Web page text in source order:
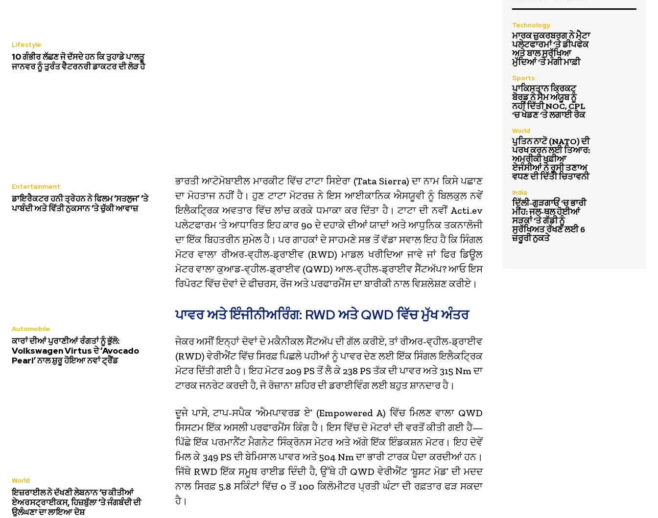
Lifestyle
10 ਗੰਭੀਰ ਲੱਛਣ ਜੋ ਦੱਸਦੇ ਹਨ ਕਿ ਤੁਹਾਡੇ ਪਾਲਤੂ
ਜਾਨਵਰ ਨੂੰ ਤੁਰੰਤ ਵੈਟਰਨਰੀ ਡਾਕਟਰ ਦੀ ਲੋੜ ਹੈ
Entertainment
ਡਾਇਰੈਕਟਰ ਹਨੀ ਤ੍ਰੇਹਨ ਨੇ ਫਿਲਮ ‘ਸਤਲੁਜ’ ‘ਤੇ
ਪਾਬੰਦੀ ਅਤੇ ਵਿੱਤੀ ਨੁਕਸਾਨ ‘ਤੇ ਚੁੱਕੀ ਆਵਾਜ਼
Automobile
ਕਾਰਾਂ ਦੀਆਂ ਪੁਰਾਣੀਆਂ ਰੰਗਤਾਂ ਨੂੰ ਭੁੱਲੋ:
Volkswagen Virtus ਦੇ ‘Avocado
Pearl’ ਨਾਲ ਸ਼ੁਰੂ ਹੋਇਆ ਨਵਾਂ ਟ੍ਰੈਂਡ
World
ਇਜ਼ਰਾਈਲ ਨੇ ਦੱਖਣੀ ਲੇਬਨਾਨ ‘ਚ ਕੀਤੀਆਂ
ਏਅਰਸਟ੍ਰਾਈਕਸ, ਹਿਜ਼ਬੁੱਲਾ ‘ਤੇ ਜੰਗਬੰਦੀ ਦੀ
ਉਲੰਘਣਾ ਦਾ ਲਾਇਆ ਦੋਸ਼
ਭਾਰਤੀ ਆਟੋਮੋਬਾਈਲ ਮਾਰਕੀਟ ਵਿੱਚ ਟਾਟਾ ਸਿਏਰਾ (Tata Sierra) ਦਾ ਨਾਮ ਕਿਸੇ ਪਛਾਣ
ਦਾ ਮੋਹਤਾਜ ਨਹੀਂ ਹੈ। ਹੁਣ ਟਾਟਾ ਮੋਟਰਜ਼ ਨੇ ਇਸ ਆਈਕਾਨਿਕ ਐਸਯੂਵੀ ਨੂੰ ਬਿਲਕੁਲ ਨਵੇਂ
ਇਲੈਕਟ੍ਰਿਕ ਅਵਤਾਰ ਵਿੱਚ ਲਾਂਚ ਕਰਕੇ ਧਮਾਕਾ ਕਰ ਦਿੱਤਾ ਹੈ।ਟਾਟਾ ਦੀ ਨਵੀਂ Acti.ev
ਪਲੇਟਫਾਰਮ ‘ਤੇ ਆਧਾਰਿਤ ਇਹ ਕਾਰ 90 ਦੇ ਦਹਾਕੇ ਦੀਆਂ ਯਾਦਾਂ ਅਤੇ ਆਧੁਨਿਕ ਤਕਨਾਲੋਜੀ
ਦਾ ਇੱਕ ਬਿਹਤਰੀਨ ਸੁਮੇਲ ਹੈ। ਪਰ ਗਾਹਕਾਂ ਦੇ ਸਾਹਮਣੇ ਸਭ ਤੋਂ ਵੱਡਾ ਸਵਾਲ ਇਹ ਹੈ ਕਿ ਸਿੰਗਲ
ਮੋਟਰ ਵਾਲਾ ਰੀਅਰ-ਵ੍ਹੀਲ-ਡ੍ਰਾਈਵ (RWD) ਮਾਡਲ ਖਰੀਦਿਆ ਜਾਵੇ ਜਾਂ ਫਿਰ ਡਿਊਲ
ਮੋਟਰ ਵਾਲਾ ਕੁਆਡ-ਵ੍ਹੀਲ-ਡ੍ਰਾਈਵ (QWD) ਆਲ-ਵ੍ਹੀਲ-ਡ੍ਰਾਈਵ ਸੈੱਟਅੱਪ? ਆਓ ਇਸ
ਰਿਪੋਰਟ ਵਿੱਚ ਦੋਵਾਂ ਦੇ ਫੀਚਰਸ, ਰੇਂਜ ਅਤੇ ਪਰਫਾਰਮੈਂਸ ਦਾ ਬਾਰੀਕੀ ਨਾਲ ਵਿਸ਼ਲੇਸ਼ਣ ਕਰੀਏ।
ਪਾਵਰ ਅਤੇ ਇੰਜੀਨੀਅਰਿੰਗ: RWD ਅਤੇ QWD ਵਿੱਚ ਮੁੱਖ ਅੰਤਰ
ਜੇਕਰ ਅਸੀਂ ਇਨ੍ਹਾਂ ਦੋਵਾਂ ਦੇ ਮਕੈਨੀਕਲ ਸੈੱਟਅੱਪ ਦੀ ਗੱਲ ਕਰੀਏ, ਤਾਂ ਰੀਅਰ-ਵ੍ਹੀਲ-ਡ੍ਰਾਈਵ
(RWD) ਵੇਰੀਐਂਟ ਵਿੱਚ ਸਿਰਫ਼ ਪਿਛਲੇ ਪਹੀਆਂ ਨੂੰ ਪਾਵਰ ਦੇਣ ਲਈ ਇੱਕ ਸਿੰਗਲ ਇਲੈਕਟ੍ਰਿਕ
ਮੋਟਰ ਦਿੱਤੀ ਗਈ ਹੈ।ਇਹ ਮੋਟਰ 209 PS ਤੋਂ ਲੈ ਕੇ 238 PS ਤੱਕ ਦੀ ਪਾਵਰ ਅਤੇ 315 Nm ਦਾ
ਟਾਰਕ ਜਨਰੇਟ ਕਰਦੀ ਹੈ, ਜੋ ਰੋਜ਼ਾਨਾ ਸ਼ਹਿਰ ਦੀ ਡਰਾਈਵਿੰਗ ਲਈ ਬਹੁਤ ਸ਼ਾਨਦਾਰ ਹੈ।
ਦੂਜੇ ਪਾਸੇ, ਟਾਪ-ਸਪੈਕ ‘ਐਮਪਾਵਰਡ ਏ’ (Empowered A) ਵਿੱਚ ਮਿਲਣ ਵਾਲਾ QWD
ਸਿਸਟਮ ਇੱਕ ਅਸਲੀ ਪਰਫਾਰਮੈਂਸ ਕਿੰਗ ਹੈ। ਇਸ ਵਿੱਚ ਦੋ ਮੋਟਰਾਂ ਦੀ ਵਰਤੋਂ ਕੀਤੀ ਗਈ ਹੈ—
ਪਿੱਛੇ ਇੱਕ ਪਰਮਾਨੈਂਟ ਮੈਗਨੇਟ ਸਿੰਕ੍ਰੋਨਸ ਮੋਟਰ ਅਤੇ ਅੱਗੇ ਇੱਕ ਇੰਡਕਸ਼ਨ ਮੋਟਰ। ਇਹ ਦੋਵੇਂ
ਮਿਲ ਕੇ 349 PS ਦੀ ਬੇਮਿਸਾਲ ਪਾਵਰ ਅਤੇ 504 Nm ਦਾ ਭਾਰੀ ਟਾਰਕ ਪੈਦਾ ਕਰਦੀਆਂ ਹਨ।
ਜਿੱਥੇ RWD ਇੱਕ ਸਮੂਥ ਰਾਈਡ ਦਿੰਦੀ ਹੈ, ਉੱਥੇ ਹੀ QWD ਵੇਰੀਐਂਟ ‘ਬੂਸਟ ਮੋਡ’ ਦੀ ਮਦਦ
ਨਾਲ ਸਿਰਫ਼ 5.8 ਸਕਿੰਟਾਂ ਵਿੱਚ 0 ਤੋਂ 100 ਕਿਲੋਮੀਟਰ ਪ੍ਰਤੀ ਘੰਟਾ ਦੀ ਰਫ਼ਤਾਰ ਫੜ ਸਕਦਾ
ਹੈ।
Technology
ਮਾਰਕ ਜ਼ੁਕਰਬਰਗ ਨੇ ਮੈਟਾ
ਪਲੇਟਫਾਰਮਾਂ ‘ਤੇ ਡੀਪਫੇਕ
ਅਤੇ ਬਾਲ ਸੁਰੱਖਿਆ
ਮੁੱਦਿਆਂ ‘ਤੇ ਮੰਗੀ ਮਾਫ਼ੀ
Sports
ਪਾਕਿਸਤਾਨ ਕ੍ਰਿਕਟ
ਬੋਰਡ ਨੇ ਸੈਮ ਅਯੂਬ ਨੂੰ
ਨਹੀਂ ਦਿੱਤੀ NOC, CPL
‘ਚ ਖੇਡਣ ‘ਤੇ ਲਗਾਈ ਰੋਕ
World
ਪੁਤਿਨ ਨਾਟੋ (NATO) ਦੀ
ਪਰਖ ਕਰਨ ਲਈ ਤਿਆਰ:
ਅਮਰੀਕੀ ਖੁਫ਼ੀਆ
ਏਜੰਸੀਆਂ ਨੇ ਰੂਸੀ ਤਣਾਅ
ਵਧਣ ਦੀ ਦਿੱਤੀ ਚਿਤਾਵਨੀ
India
ਦਿੱਲੀ-ਗੁੜਗਾਓਂ ‘ਚ ਭਾਰੀ
ਮੀਂਹ: ਜਲ-ਥਲ ਹੋਈਆਂ
ਸੜਕਾਂ ‘ਤੇ ਗੱਡੀ ਨੂੰ
ਸੁਰੱਖਿਅਤ ਰੱਖਣ ਲਈ 6
ਜ਼ਰੂਰੀ ਨੁਕਤੇ